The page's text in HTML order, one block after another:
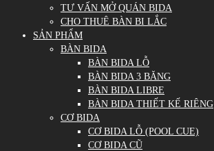
TƯ VẤN MỞ QUÁN BIDA
CHO THUÊ BÀN BI LẮC
SẢN PHẨM
BÀN BIDA
BÀN BIDA LỖ
BÀN BIDA 3 BĂNG
BÀN BIDA LIBRE
BÀN BIDA THIẾT KẾ RIÊNG
CƠ BIDA
CƠ BIDA LỖ (POOL CUE)
CƠ BIDA CŨ